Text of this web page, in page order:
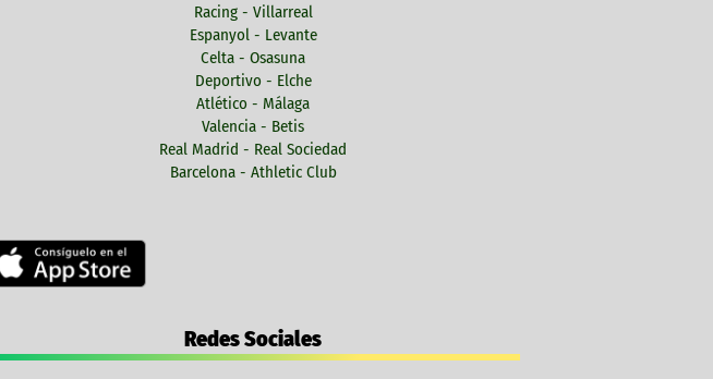
Racing - Villarreal
Espanyol - Levante
Celta - Osasuna
Deportivo - Elche
Atlético - Málaga
Valencia - Betis
Real Madrid - Real Sociedad
Barcelona - Athletic Club
Redes Sociales